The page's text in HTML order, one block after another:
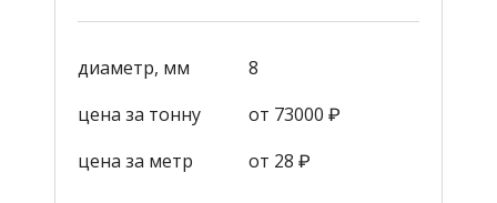
диаметр, мм
8
цена за тонну
от 73000 ₽
цена за метр
от 28 ₽